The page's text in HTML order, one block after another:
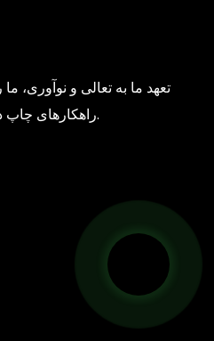
تعهد ما به تعالی و نوآوری،
راهکارهای چاپ در بازار جهانی تبدیل کرده است.